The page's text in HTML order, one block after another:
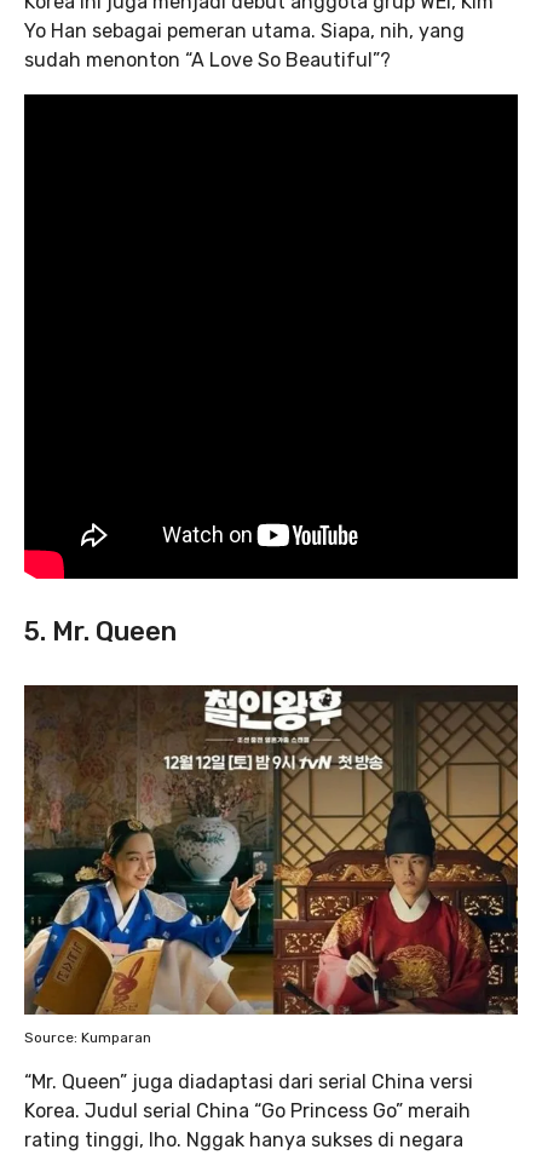
Yo Han sebagai pemeran utama. Siapa, nih, yang
sudah menonton “A Love So Beautiful”?
5. Mr. Queen
Source: Kumparan
“Mr. Queen” juga diadaptasi dari serial China versi
Korea. Judul serial China “Go Princess Go” meraih
rating tinggi, lho. Nggak hanya sukses di negara